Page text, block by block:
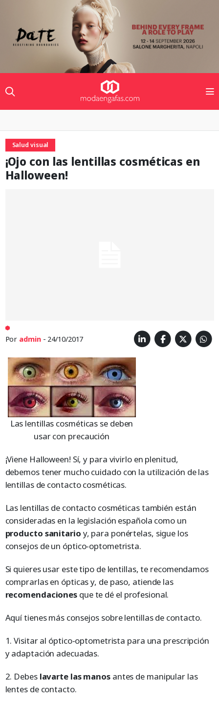
Salud visual
¡Ojo con las lentillas cosméticas en
Halloween!
Por admin- 24/10/2017
Las lentillas cosméticas se deben
usar con precaución
¡Viene Halloween! Sí, y para vivirlo en plenitud,
debemos tener mucho cuidado con la utilización de las
lentillas de contacto cosméticas.
Las lentillas de contacto cosméticas también están
consideradas en la legislación española como un
producto sanitario y, para ponértelas, sigue los
consejos de un óptico-optometrista.
Si quieres usar este tipo de lentillas, te recomendamos
comprarlas en ópticas y, de paso, atiende las
recomendaciones que te dé el profesional.
Aquí tienes más consejos sobre lentillas de contacto.
1. Visitar al óptico-optometrista para una prescripción
y adaptación adecuadas.
2. Debes lavarte las manosantes de manipular las
lentes de contacto.